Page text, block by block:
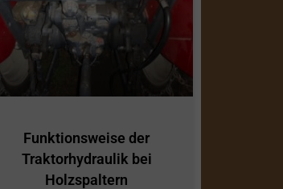
Funktionsweise der
Traktorhydraulik bei
Holzspaltern